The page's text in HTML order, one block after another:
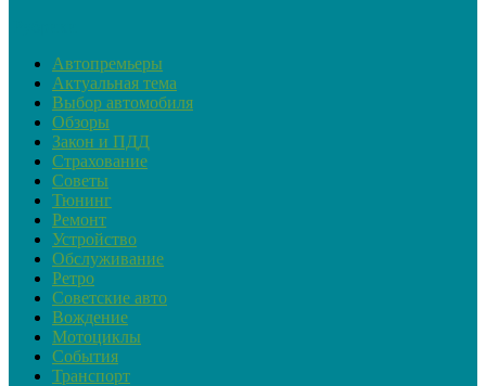
Автопремьеры
Актуальная тема
Выбор автомобиля
Обзоры
Закон и ПДД
Страхование
Советы
Тюнинг
Ремонт
Устройство
Обслуживание
Ретро
Советские авто
Вождение
Мотоциклы
События
Транспорт